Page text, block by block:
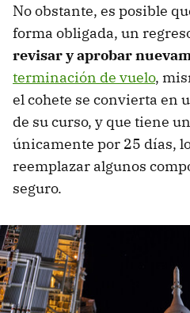
No obstante, es posible
forma obligada, un
revisar y aprobar
terminación de vuelo,
el cohete se convierta en
de su curso, y que tiene
únicamente por 25 días,
reemplazar algunos
seguro.